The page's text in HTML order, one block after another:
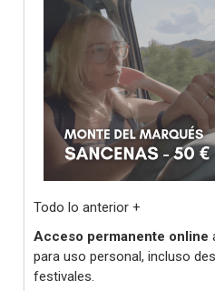
Todo lo anterior +
Acceso permanente online
para uso personal, incluso
festivales.